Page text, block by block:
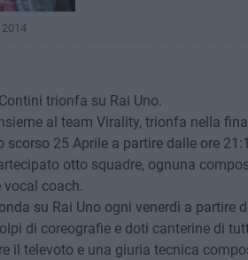
2014
trionfa su Rai Uno.
al team Virality, trionfa nella
scorso 25 Aprile a partire dalle ore
otto squadre, ognuna
coach.
su Rai Uno ogni venerdì a partire
di coreografie e doti canterine di
il televoto e una giuria tecnica